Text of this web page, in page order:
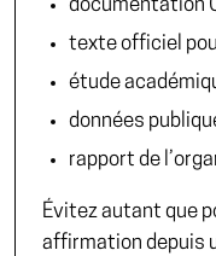
documentation
texte officiel
étude
données
rapport de
Évitez autant que
affirmation depuis